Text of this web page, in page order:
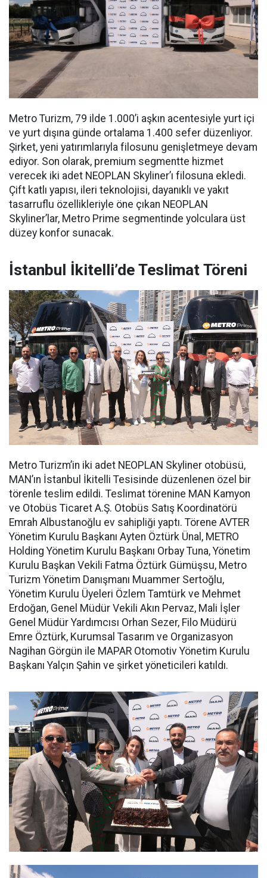
Metro Turizm, 79 ilde 1.000’i aşkın acentesiyle yurt içi
ve yurt dışına günde ortalama 1.400 sefer düzenliyor.
Şirket, yeni yatırımlarıyla filosunu genişletmeye devam
ediyor. Son olarak, premium segmentte hizmet
verecek iki adet NEOPLAN Skyliner’ı filosuna ekledi.
Çift katlı yapısı, ileri teknolojisi, dayanıklı ve yakıt
tasarruflu özellikleriyle öne çıkan NEOPLAN
Skyliner’lar, Metro Prime segmentinde yolculara üst
düzey konfor sunacak.
İstanbul İkitelli’de Teslimat Töreni
Metro Turizm’in iki adet NEOPLAN Skyliner otobüsü,
MAN’ın İstanbul İkitelli Tesisinde düzenlenen özel bir
törenle teslim edildi. Teslimat törenine MAN Kamyon
ve Otobüs Ticaret A.Ş. Otobüs Satış Koordinatörü
Emrah Albustanoğlu ev sahipliği yaptı. Törene AVTER
Yönetim Kurulu Başkanı Ayten Öztürk Ünal, METRO
Holding Yönetim Kurulu Başkanı Orbay Tuna, Yönetim
Kurulu Başkan Vekili Fatma Öztürk Gümüşsu, Metro
Turizm Yönetim Danışmanı Muammer Sertoğlu,
Yönetim Kurulu Üyeleri Özlem Tamtürk ve Mehmet
Erdoğan, Genel Müdür Vekili Akın Pervaz, Mali İşler
Genel Müdür Yardımcısı Orhan Sezer, Filo Müdürü
Emre Öztürk, Kurumsal Tasarım ve Organizasyon
Nagihan Görgün ile MAPAR Otomotiv Yönetim Kurulu
Başkanı Yalçın Şahin ve şirket yöneticileri katıldı.